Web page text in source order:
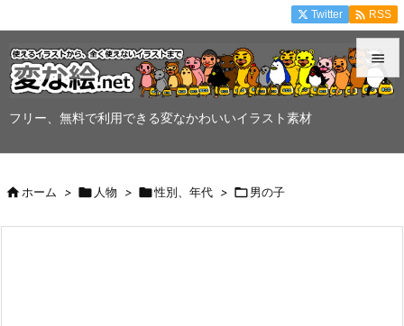
フリー、無料で利用できる変なかわいいイラスト素材


Twitter  RSS
ホーム >  人物 > 性別、年代 > 男の子